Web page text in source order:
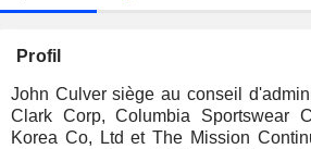
Profil
John Culver siège au conseil
Clark Corp, Columbia Sportswear
Korea Co, Ltd et The Mission